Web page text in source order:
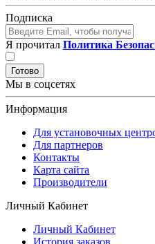
Подписка
Я прочитал Политика
Готово
Мы в соцсетях
Информация
Для установочных
Для партнеров
Контакты
Карта сайта
Производители
Личный Кабинет
Личный Кабинет